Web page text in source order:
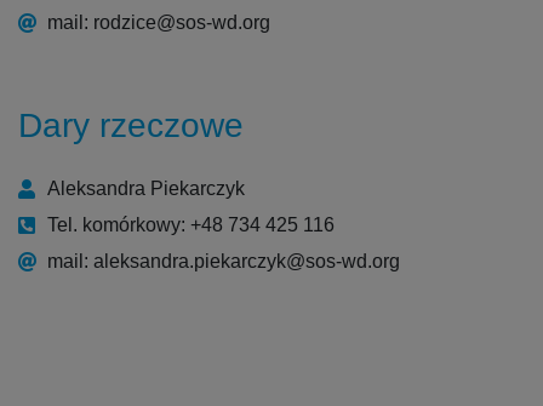
mail: rodzice@sos-wd.org
Dary rzeczowe
Aleksandra Piekarczyk
Tel. komórkowy: +48 734 425 116
mail: aleksandra.piekarczyk@sos-wd.org